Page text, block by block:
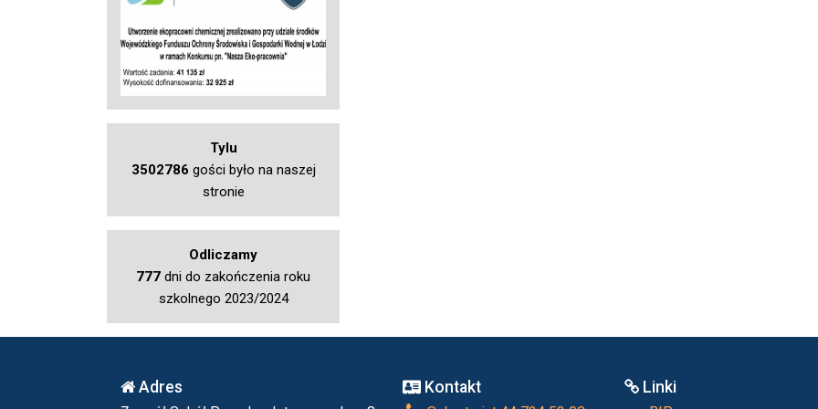
Tylu
3502786 gości było na naszej
stronie
Odliczamy
777 dni do zakończenia roku
szkolnego 2023/2024
Adres Kontakt Linki